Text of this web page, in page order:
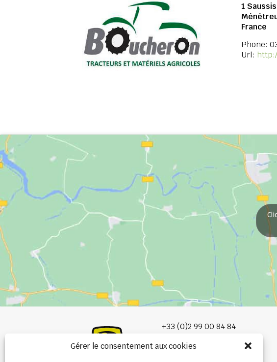
Gérer le consentement aux cookies
1
France
Phone:
Url:
+33 (0)2 99 00 84 84
info@burel-group.com